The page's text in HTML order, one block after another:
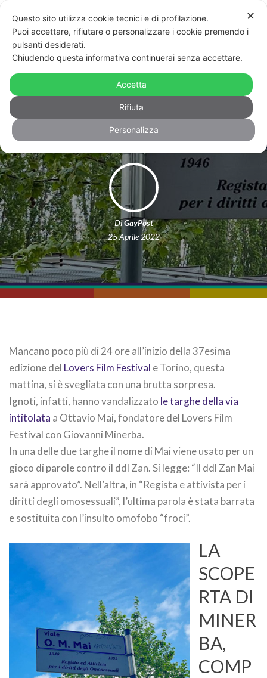
Torino: vandalizzate le targhe di via
Ottavio Mai, fondatore del Lovers
Film Festival
DiGayPost
25 Aprile 2022
Mancano poco più di 24 ore all’inizio della 37esima
edizione del Lovers Film Festival e Torino, questa
mattina, si è svegliata con una brutta sorpresa.
Ignoti, infatti, hanno vandalizzato le targhe della via
intitolata a Ottavio Mai, fondatore del Lovers Film
Festival con Giovanni Minerba.
In una delle due targhe il nome di Mai viene usato per un
gioco di parole contro il ddl Zan. Si legge: “Il ddl Zan Mai
sarà approvato”. Nell’altra, in “Regista e attivista per i
diritti degli omosessuali”, l’ultima parola è stata barrata
e sostituita con l’insulto omofobo “froci”.
LA
SCOPE
RTA DI
MINER
BA,
COMP
✕
Questo sito utilizza cookie tecnici e di profilazione.
Puoi accettare, rifiutare o personalizzare i cookie premendo i
pulsanti desiderati.
Chiudendo questa informativa continuerai senza accettare.
Accetta
Rifiuta
Personalizza